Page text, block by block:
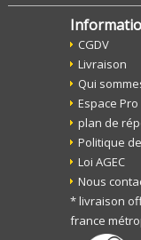
CGDV
Livraison
Qui
Espace Pro
plan de
Politique
Loi AGEC
Nous
* livraison
france